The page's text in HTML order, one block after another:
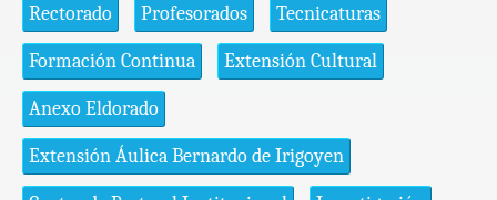
Rectorado Profesorados Tecnicaturas
Formación Continua Extensión Cultural
Anexo Eldorado
Extensión Áulica Bernardo de Irigoyen